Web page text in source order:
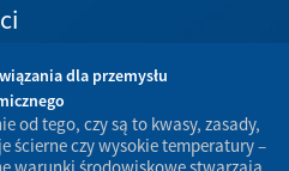
dla przemysłu
od tego, czy są to kwasy, zasady,
ścierne czy wysokie temperatury –